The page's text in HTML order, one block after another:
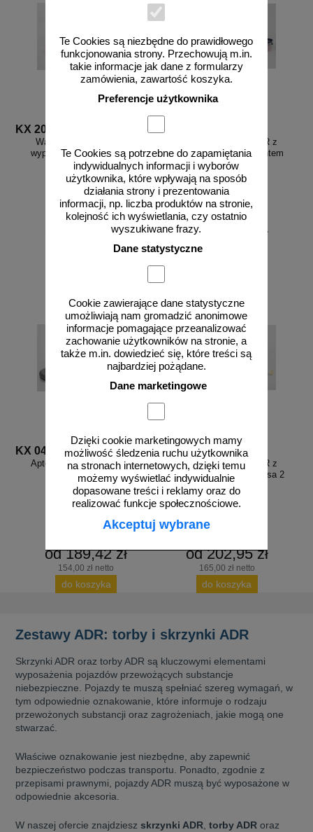
Te Cookies są niezbędne do prawidłowego
funkcjonowania strony. Przechowują m.in.
takie informacje jak dane z formularzy
zamówienia, zawartość koszyka.
Preferencje użytkownika
Te Cookies są potrzebne do zapamiętania
indywidualnych informacji i wyborów
użytkownika, które wpływają na sposób
działania strony i prezentowania
informacji, np. liczba produktów na stronie,
kolejność ich wyświetlania, czy ostatnio
wyszukiwane frazy.
Dane statystyczne
Cookie zawierające dane statystyczne
umożliwiają nam gromadzić anonimowe
informacje pomagające przeanalizować
zachowanie użytkowników na stronie, a
także m.in. dowiedzieć się, które treści są
najbardziej pożądane.
Dane marketingowe
Dzięki cookie marketingowych mamy
możliwość śledzenia ruchu użytkownika
na stronach internetowych, dzięki temu
możemy wyświetlać indywidualnie
dopasowane treści i reklamy oraz do
realizować funkcje społecznościowe.
Akceptuj wybrane
KX 2066
Walizka skrzynka ADR z
wyposażeniem uniwersalna
od 264,45 zł
215,00 zł netto
KX 2647
Walizka skrzynka ADR z
wyposażeniem z sorbentem
od 233,70 zł
190,00 zł netto
KX 0496
Apteczka ekologiczna ADR
od 189,42 zł
154,00 zł netto
do koszyka
KX 0303
Walizka skrzynka ADR z
wyposażeniem gazy klasa 2
od 202,95 zł
165,00 zł netto
do koszyka
Zestawy ADR: torby i skrzynki ADR
Skrzynki ADR oraz torby ADR są kluczowymi elementami
wyposażenia pojazdów przewożących substancje
niebezpieczne. Pojazdy te muszą spełniać szereg wymagań, w
tym odpowiednie oznakowanie, które informuje o rodzaju
przewożonych substancji oraz zagrożeniach, jakie mogą one
stwarzać.
Właściwe oznakowanie jest niezbędne, aby zapewnić
bezpieczeństwo podczas transportu. Ponadto, zgodnie z
przepisami prawnymi, pojazdy ADR muszą być wyposażone w
odpowiednie akcesoria.
W naszej ofercie znajdzieszskrzynki ADR ,torby ADR oraz